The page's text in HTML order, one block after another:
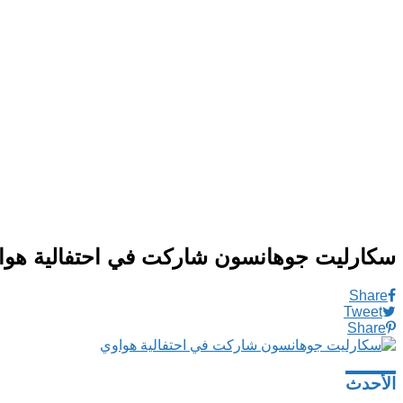
سكارليت جوهانسون شاركت في احتفالية
Share
Tweet
Share
الأحدث